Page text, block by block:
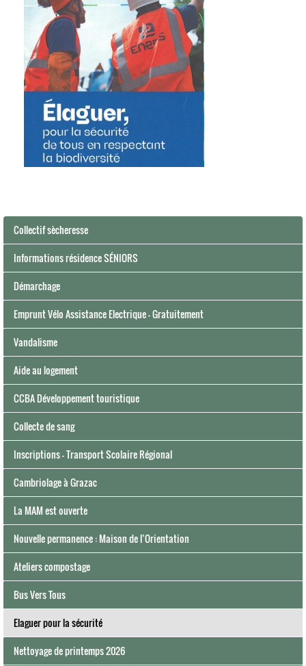
Collectif sècheresse
Informations résidence SÉNIORS
Démarchage
Emprunt Vélo Assistance Electrique - Gratuitement
Vandalisme
Aide au logement
CCBA Développement touristique
Collecte de sang
Inscriptions - Transport Scolaire Régional
Cambriolage à Grazac
La MAM est ouverte
Nouvelle permanence : Maison de l’Orientation
Ateliers compostage
Bus Vers Tous
Elaguer pour la sécurité
Nettoyage de printemps 2026